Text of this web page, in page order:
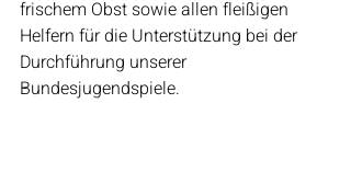
frischem Obst sowie allen fleißigen
Helfern für die Unterstützung bei der
Durchführung unserer
Bundesjugendspiele.